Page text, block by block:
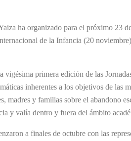
ha organizado para el próximo 23
de la Infancia (20
vigésima primera edición de las
inherentes a los objetivos de las
madres y familias sobre el abandono
y valía dentro y fuera del ámbito
a finales de octubre con las